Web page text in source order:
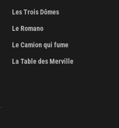
Les Trois Dômes
Le Romano
Le Camion qui fume
La Table des Merville